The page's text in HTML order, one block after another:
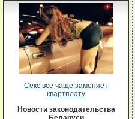
Секс все чаще заменяет
квартплату
Новости законодательства